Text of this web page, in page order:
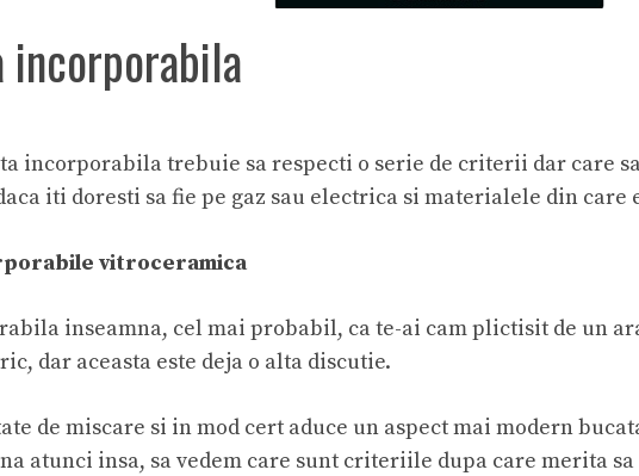
incorporabila
incorporabila trebuie sa respecti o serie de criterii dar care
iti doresti sa fie pe gaz sau electrica si materialele din care
vitroceramica
inseamna, cel mai probabil, ca te-ai cam plictisit de un
dar aceasta este deja o alta discutie.
de miscare si in mod cert aduce un aspect mai modern
atunci insa, sa vedem care sunt criteriile dupa care merita